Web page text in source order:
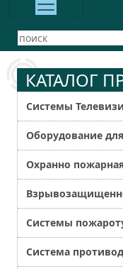
КАТАЛОГ
Системы
Оборудование
Охранно
Системы
Система